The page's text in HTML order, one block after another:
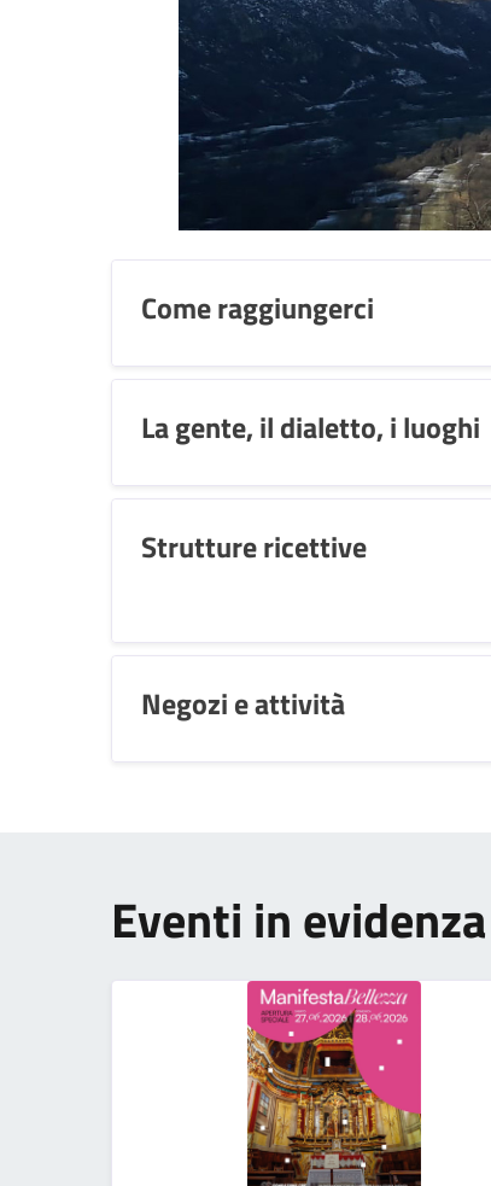
Come raggiungerci
La gente, il dialetto, i luoghi
Strutture ricettive
Negozi e attività
Eventi in evidenza